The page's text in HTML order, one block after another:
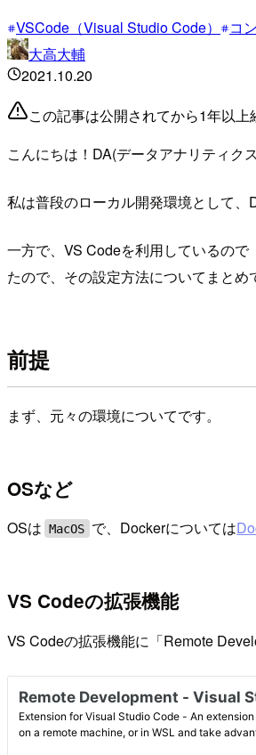
VSCode（Visual Studio Code）
コ
大高大輔
2021.10.20
この記事は公開されてから1年以
こんにちは！DA(データアナリティク
私は普段のローカル開発環境として、
一方で、VS Codeを利用しているの
たので、その設定方法についてまとめ
前提
まず、元々の環境についてです。
OSなど
OSは MacOS で、Dockerについては
VS Codeの拡張機能
VS Codeの拡張機能に「Remote